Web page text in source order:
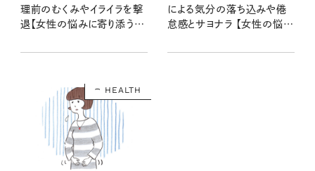
理前のむくみやイライラを撃
退【女性の悩みに寄り添うヨ
による気分の落ち込みや倦
怠感とサヨナラ 【女性の悩み
HEALTH